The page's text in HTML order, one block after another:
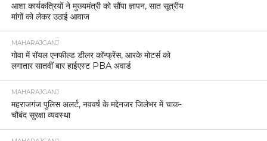
आशा कार्यकत्रियों ने मुख्यमंत्री को सौंपा ज्ञापन, सात सूत्रीय
मांगों को लेकर उठाई आवाज
MAHARAJGANJ
गोवा में रॉयल एनफील्ड डीलर कॉन्फ्रेंस, आरके मोटर्स को
लगातार सातवीं बार हाईएस्ट PBA अवार्ड
MAHARAJGANJ
महराजगंज पुलिस अलर्ट, नववर्ष के मद्देनजर जिलेभर में चाक-
चौबंद सुरक्षा व्यवस्था